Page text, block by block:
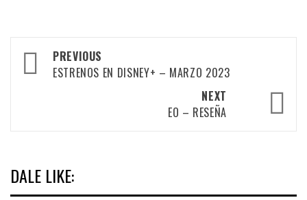
Post
navigation
PREVIOUS
ESTRENOS EN DISNEY+ – MARZO 2023
NEXT
EO – RESEÑA
DALE LIKE: